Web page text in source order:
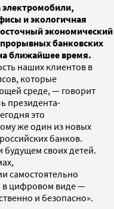
электромобили,
и экологичная
экономический
банковских
ближайшее время.
наших клиентов в
которые
среде, — говорит
президента-
это
же один из новых
банков.
будущем своих детей.
самостоятельно
в цифровом виде —
и безопасно».